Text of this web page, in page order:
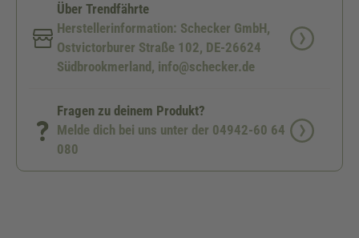
Über Trendfährte
Herstellerinformation: Schecker GmbH,
Ostvictorburer Straße 102, DE-26624
Südbrookmerland, info@schecker.de
Fragen zu deinem Produkt?
Melde dich bei uns unter der 04942-60 64
080